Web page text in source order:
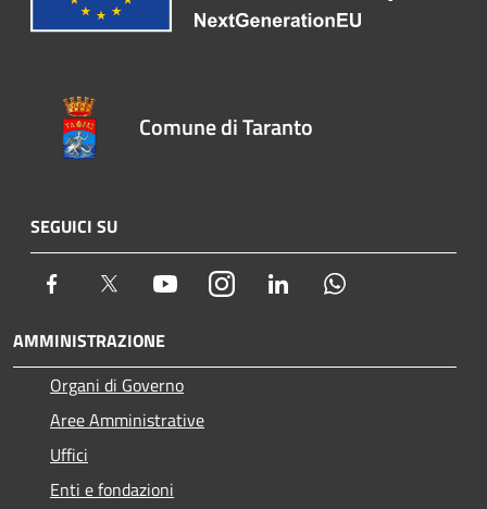
Comune di Taranto
SEGUICI SU
Facebook Twitter YoutubeInstagram LinkedIn
AMMINISTRAZIONE
Organi di Governo
Aree Amministrative
Uffici
Enti e fondazioni